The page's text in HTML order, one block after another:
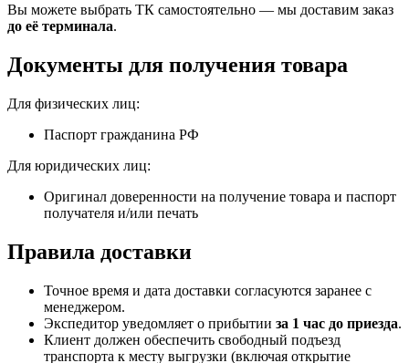
Вы можете выбрать ТК самостоятельно — мы доставим заказ
до её терминала.
Документы для получения товара
Для физических лиц:
Паспорт гражданина РФ
Для юридических лиц:
Оригинал доверенности на получение товара и паспорт
получателя и/или печать
Правила доставки
Точное время и дата доставки согласуются заранее с
менеджером.
Экспедитор уведомляет о прибытии за 1 час до приезда.
Клиент должен обеспечить свободный подъезд
транспорта к месту выгрузки (включая открытие